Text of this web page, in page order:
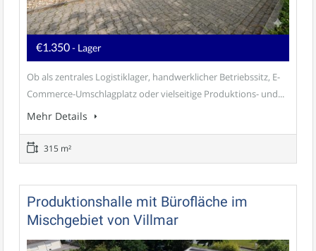
€1.350- Lager
Ob als zentrales Logistiklager, handwerklicher Betriebssitz, E-
Commerce-Umschlagplatz oder vielseitige Produktions- und...
Mehr Details
315 m²
Produktionshalle mit Bürofläche im
Mischgebiet von Villmar